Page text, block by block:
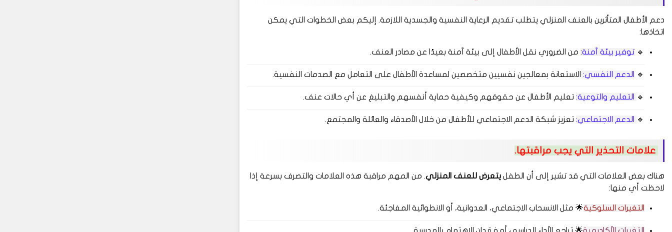
دعم الأطفال المتأثرين بالعنف المنزلي يتطلب تقديم الرعاية النفسية والجسدية اللازمة. إليكم بعض الخطوات التي يمكن
اتخاذها:
🔹 توفير بيئة آمنة: من الضروري نقل الأطفال إلى بيئة آمنة بعيدًا عن مصادر العنف.
🔹 الدعم النفسي: الاستعانة بمعالجين نفسيين متخصصين لمساعدة الأطفال على التعامل مع الصدمات النفسية.
🔹 التعليم والتوعية: تعليم الأطفال عن حقوقهم وكيفية حماية أنفسهم والتبليغ عن أي حالات عنف.
🔹 الدعم الاجتماعي: تعزيز شبكة الدعم الاجتماعي للأطفال من خلال الأصدقاء والعائلة والمجتمع.
علامات التحذير التي يجب مراقبتها.
هناك بعض العلامات التي قد تشير إلى أن الطفل يتعرض للعنف المنزلي. من المهم مراقبة هذه العلامات والتصرف بسرعة إذا
لاحظت أي منها:
التغيرات السلوكية🌟 مثل الانسحاب الاجتماعي، العدوانية، أو الانطوائية المفاجئة.